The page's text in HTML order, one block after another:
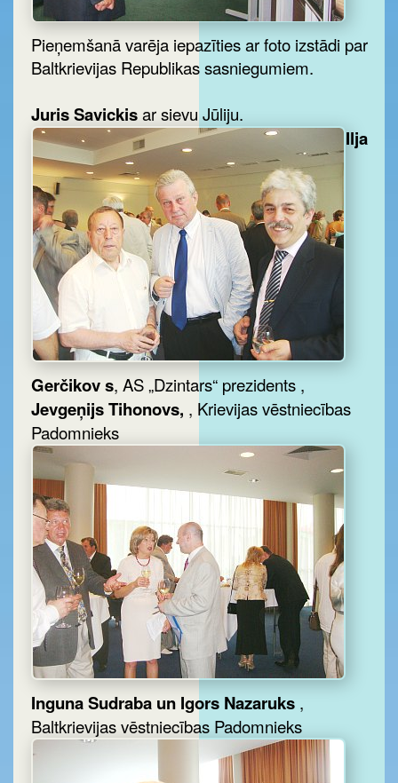
Pieņemšanā varēja iepazīties ar foto izstādi par
Baltkrievijas Republikas sasniegumiem.
Juris Savickisar sievu Jūliju.
Ilja
Gerčikov s, AS „Dzintars“ prezidents ,
Jevgeņijs Tihonovs, , Krievijas vēstniecības
Padomnieks
Inguna Sudraba un Igors Nazaruks ,
Baltkrievijas vēstniecības Padomnieks